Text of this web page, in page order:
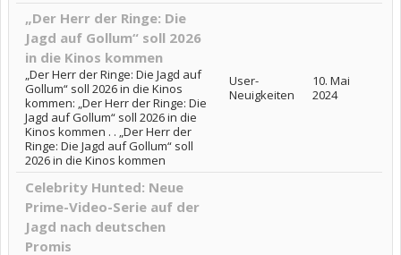
„Der Herr der Ringe: Die
Jagd auf Gollum“ soll 2026
in die Kinos kommen
„Der Herr der Ringe: Die Jagd auf
Gollum“ soll 2026 in die Kinos
kommen: „Der Herr der Ringe: Die
Jagd auf Gollum“ soll 2026 in die
Kinos kommen . . „Der Herr der
Ringe: Die Jagd auf Gollum“ soll
2026 in die Kinos kommen
User-
Neuigkeiten
10. Mai
2024
Celebrity Hunted: Neue
Prime-Video-Serie auf der
Jagd nach deutschen
Promis